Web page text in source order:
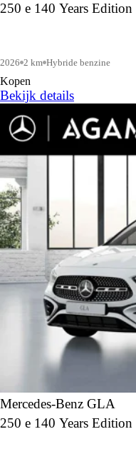
250 e 140 Years Edition
2026 2 km Hybride benzine
Kopen
Bekijk details
Mercedes-Benz GLA
250 e 140 Years Edition